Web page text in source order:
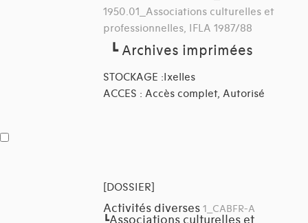
1950.01_Associations culturelles et
professionnelles, IFLA 1987/88
┗Archives imprimées
STOCKAGE :Ixelles
ACCES : Accès complet, Autorisé
[DOSSIER]
Activités diverses 1_CABFR-A
┗Associations culturelles et